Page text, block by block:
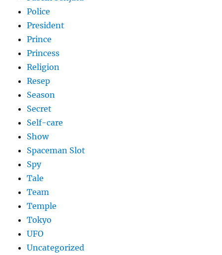
Police
President
Prince
Princess
Religion
Resep
Season
Secret
Self-care
Show
Spaceman Slot
Spy
Tale
Team
Temple
Tokyo
UFO
Uncategorized